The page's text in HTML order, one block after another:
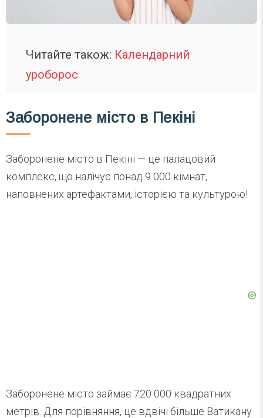
Читайте також: Календарний
уроборос
Заборонене місто в Пекіні
Заборонене місто в Пекіні — це палацовий
комплекс, що налічує понад 9 000 кімнат,
наповнених артефактами, історією та культурою!
Заборонене місто займає 720 000 квадратних
метрів. Для порівняння, це вдвічі більше Ватикану